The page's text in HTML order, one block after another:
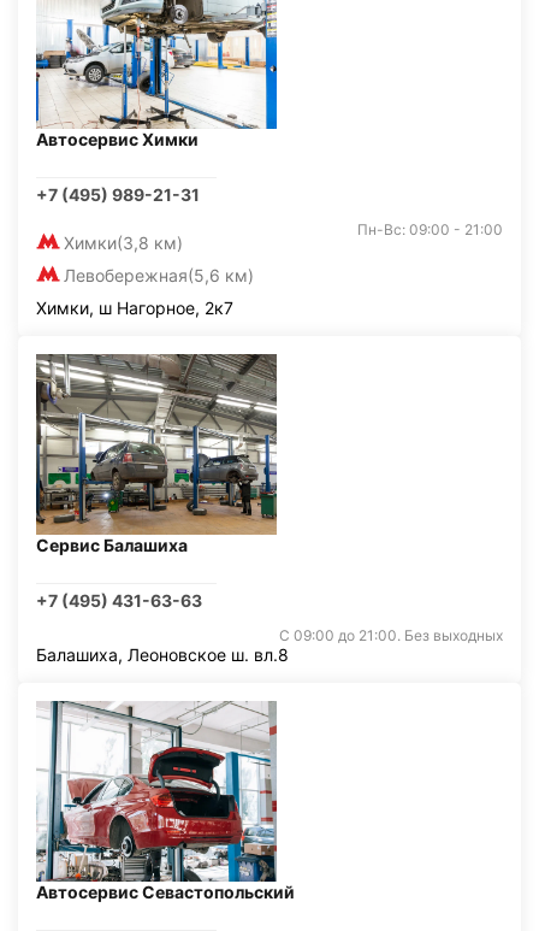
Автосервис Химки
+7 (495) 989-21-31
Химки(3,8 км)
Левобережная(5,6 км)
Пн-Вс: 09:00 - 21:00
Химки, ш Нагорное, 2к7
Сервис Балашиха
+7 (495) 431-63-63
С 09:00 до 21:00. Без выходных
Балашиха, Леоновское ш. вл.8
Автосервис Севастопольский